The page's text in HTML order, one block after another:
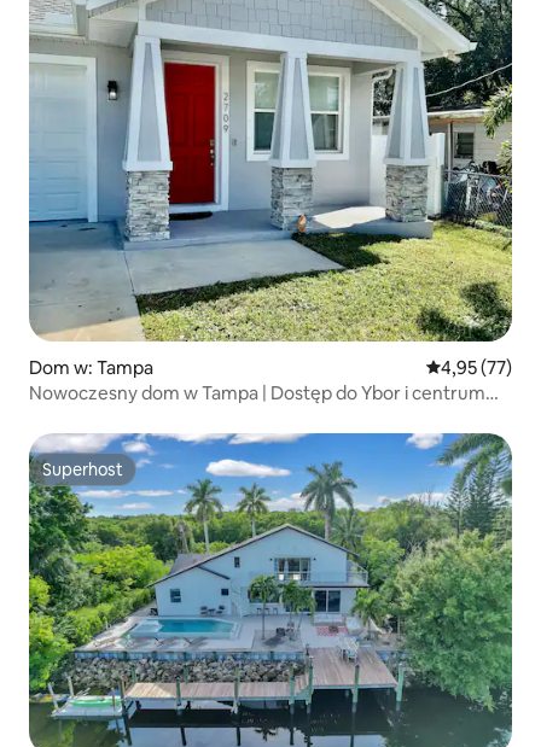
Dom w: Tampa Średnia
4,95 (77)
Nowoczesny dom w Tampa | Dostęp do Ybor i centrum
Superhost
Superhost